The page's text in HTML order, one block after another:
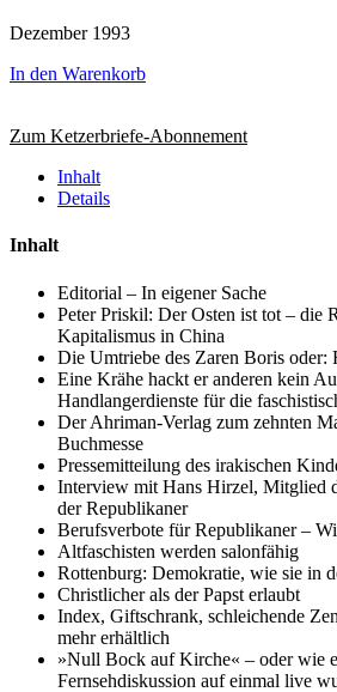
Dezember 1993
In den Warenkorb
Zum Ketzerbriefe-Abonnement
Inhalt
Details
Inhalt
Editorial – In eigener Sache
Peter Priskil: Der Osten ist tot – die
Kapitalismus in China
Die Umtriebe des Zaren Boris oder:
Eine Krähe hackt er anderen kein
Handlangerdienste für die
Der Ahriman-Verlag zum zehnten
Buchmesse
Pressemitteilung des irakischen
Interview mit Hans Hirzel, Mitglied
der Republikaner
Berufsverbote für Republikaner –
Altfaschisten werden salonfähig
Rottenburg: Demokratie, wie sie in
Christlicher als der Papst erlaubt
Index, Giftschrank, schleichende
mehr erhältlich
»Null Bock auf Kirche« – oder wie
Fernsehdiskussion auf einmal live